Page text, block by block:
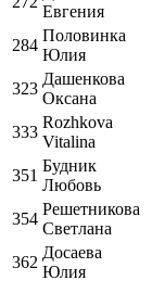
Евгения
284
Половинка
Юлия
323
Дашенкова
Оксана
333
Rozhkova
Vitalina
351
Будник
Любовь
354
Решетникова
Светлана
362
Досаева
Юлия